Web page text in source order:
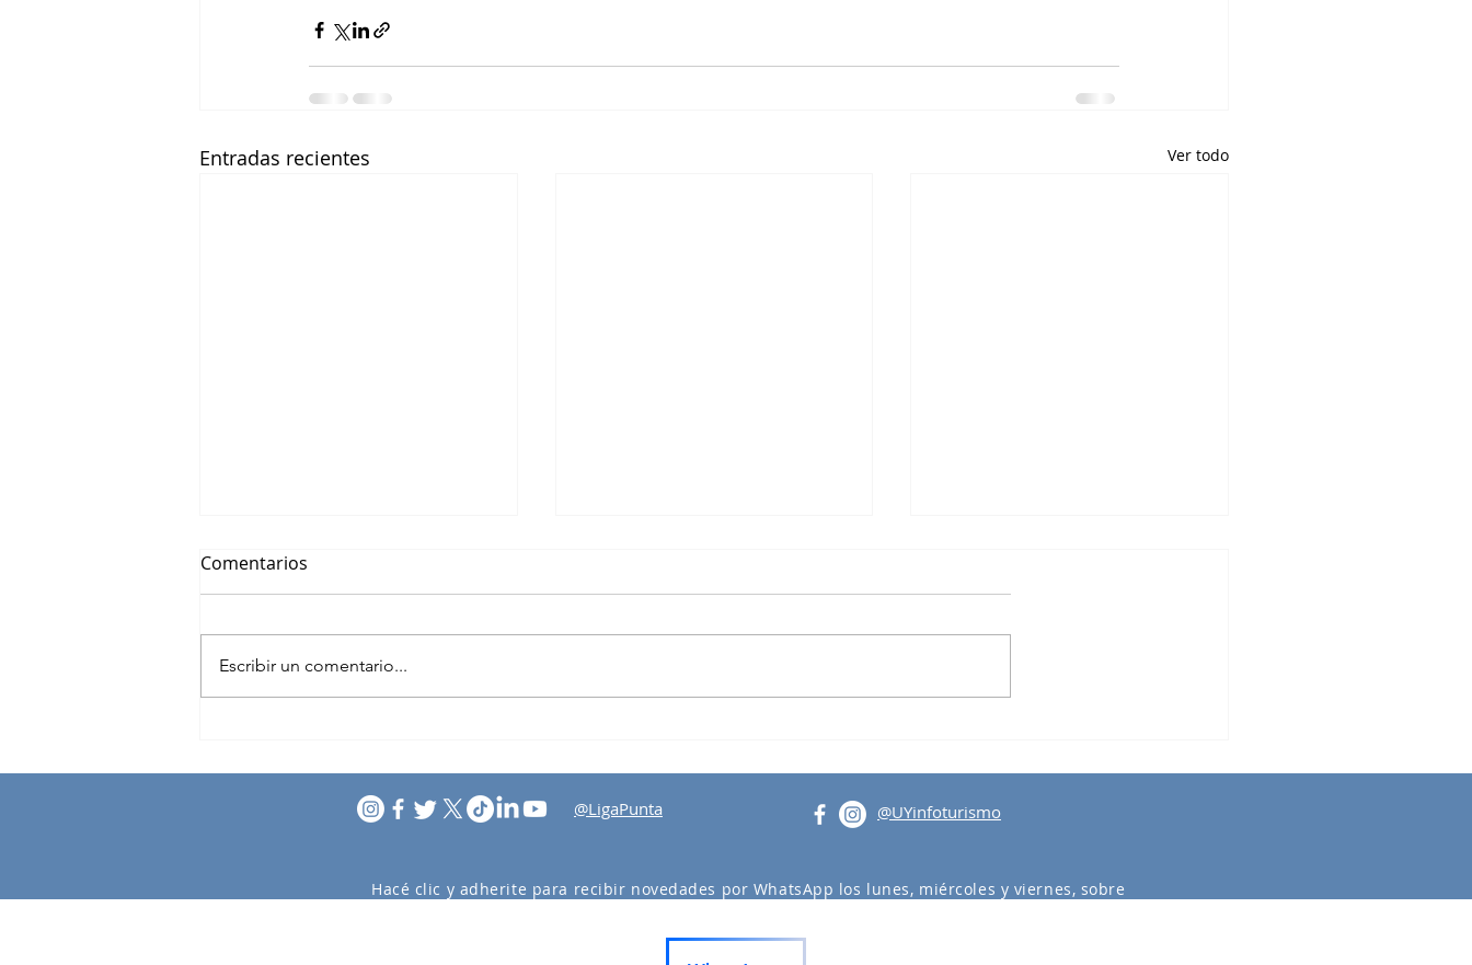
Entradas recientes Ver todo
Comentarios
Escribir un comentario...
@LigaPunta @UYinfoturismo
Hacé clic y adherite para recibir novedades por WhatsApp los lunes, miércoles y viernes, sobre